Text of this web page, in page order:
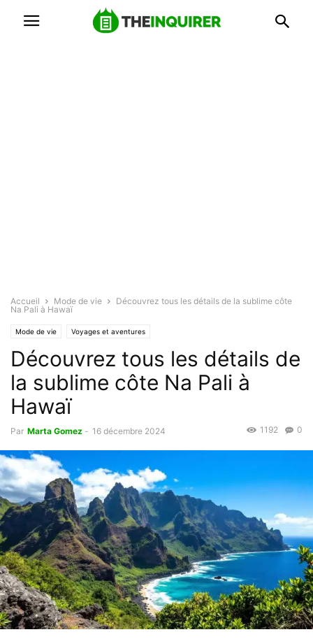
Accueil Mode de vie
Découvrez tous les détails de la sublime côte
Na Pali à Hawaï
Mode de vie Voyages et aventures
Découvrez tous les détails de
la sublime côte Na Pali à
Hawaï
Par Marta Gomez - 16 décembre 2024 0
1192